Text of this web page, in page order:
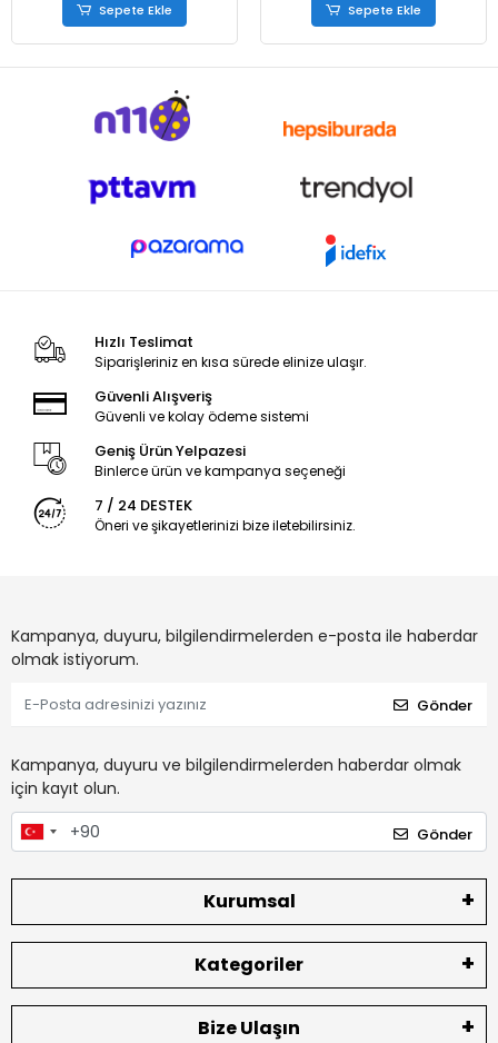
Sepete Ekle Sepete Ekle
Hızlı Teslimat
Siparişleriniz en kısa sürede elinize ulaşır.
Güvenli Alışveriş
Güvenli ve kolay ödeme sistemi
Geniş Ürün Yelpazesi
Binlerce ürün ve kampanya seçeneği
7 / 24 DESTEK
Öneri ve şikayetlerinizi bize iletebilirsiniz.
Kampanya, duyuru, bilgilendirmelerden e-posta ile haberdar
olmak istiyorum.
Gönder
Kampanya, duyuru ve bilgilendirmelerden haberdar olmak
için kayıt olun.
Gönder
Kurumsal
Kategoriler
Bize Ulaşın